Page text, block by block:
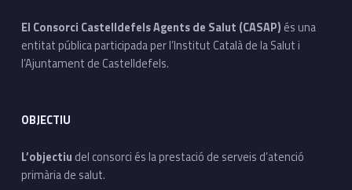
El Consorci Castelldefels Agents de Salut (CASAP) és una
entitat pública participada per l’Institut Català de la Salut i
l’Ajuntament de Castelldefels.
OBJECTIU
L’objectiu del consorci és la prestació de serveis d’atenció
primària de salut.